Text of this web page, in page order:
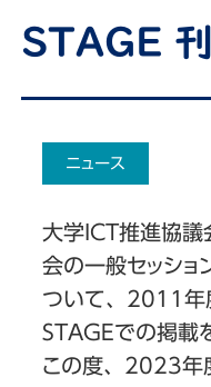
STAGE
ニュース
大学ICT推進協議
会の一般セッショ
ついて、2011年
STAGEでの掲載
この度、2023年